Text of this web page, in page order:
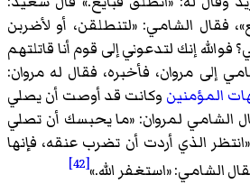
فقال الشامي: «لتنطلقن، أو لأضربن
إنك لتدعوني إلى قوم أنا قاتلتهم
إلى مروان، فأخبره، فقال له مروان:
المؤمنين وكانت قد أوصت أن يصلي
الشامي لمروان: «ما يحبسك أن تصلي
الذي أردت أن تضرب عنقه، فإنها
الشامي: «استغفر الله.»[42]